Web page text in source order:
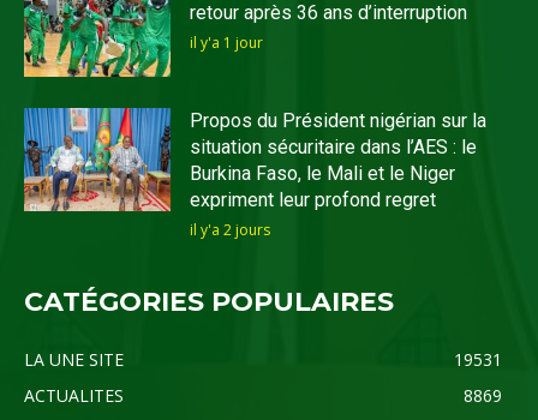
retour après 36 ans d’interruption
il y'a 1 jour
Propos du Président nigérian sur la
situation sécuritaire dans l’AES : le
Burkina Faso, le Mali et le Niger
expriment leur profond regret
il y'a 2 jours
CATÉGORIES POPULAIRES
LA UNE SITE
19531
ACTUALITES
8869